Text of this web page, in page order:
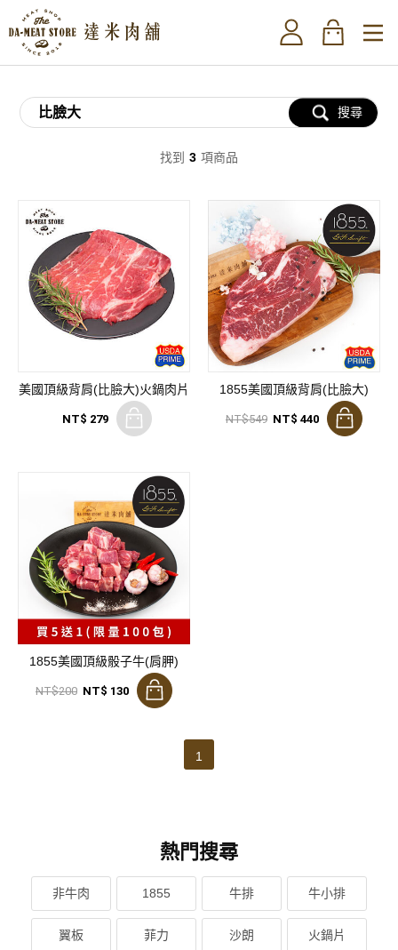
搜尋
找到 3 項商品
美國頂級背肩(比臉大)火鍋肉片
NT$ 279
1855美國頂級背肩(比臉大)
NT$549 NT$ 440
1855美國頂級骰子牛(肩胛)
NT$200 NT$ 130
1
熱門搜尋
非牛肉 1855 牛排 牛小排
翼板 菲力 沙朗 火鍋片